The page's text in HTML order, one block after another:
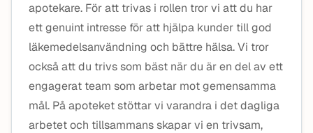
apotekare. För att trivas i rollen tror vi att du har
ett genuint intresse för att hjälpa kunder till god
läkemedelsanvändning och bättre hälsa. Vi tror
också att du trivs som bäst när du är en del av ett
engagerat team som arbetar mot gemensamma
mål. På apoteket stöttar vi varandra i det dagliga
arbetet och tillsammans skapar vi en trivsam,